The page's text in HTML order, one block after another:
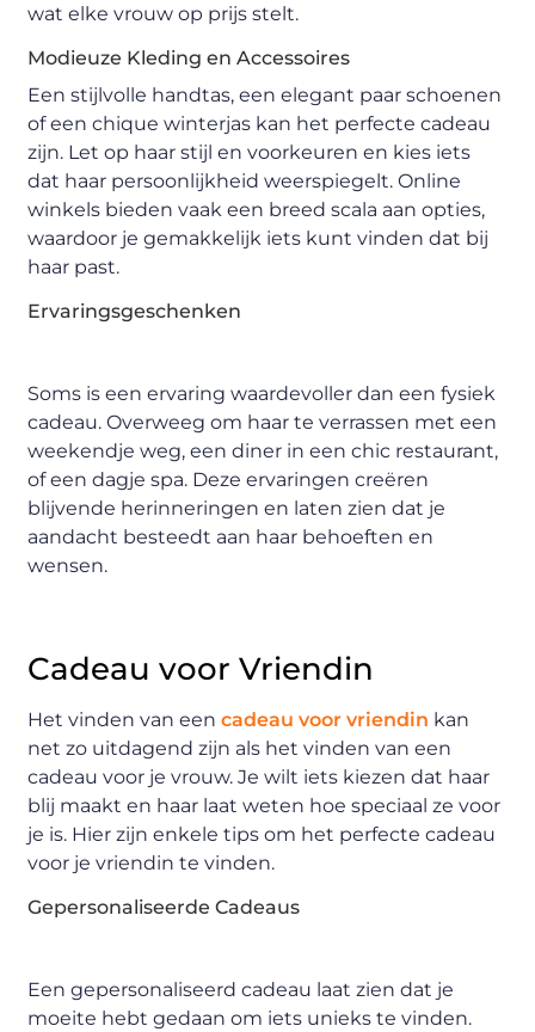
wat elke vrouw op prijs stelt.
Modieuze Kleding en Accessoires
Een stijlvolle handtas, een elegant paar schoenen
of een chique winterjas kan het perfecte cadeau
zijn. Let op haar stijl en voorkeuren en kies iets
dat haar persoonlijkheid weerspiegelt. Online
winkels bieden vaak een breed scala aan opties,
waardoor je gemakkelijk iets kunt vinden dat bij
haar past.
Ervaringsgeschenken
Soms is een ervaring waardevoller dan een fysiek
cadeau. Overweeg om haar te verrassen met een
weekendje weg, een diner in een chic restaurant,
of een dagje spa. Deze ervaringen creëren
blijvende herinneringen en laten zien dat je
aandacht besteedt aan haar behoeften en
wensen.
Cadeau voor Vriendin
Het vinden van eencadeau voor vriendin kan
net zo uitdagend zijn als het vinden van een
cadeau voor je vrouw. Je wilt iets kiezen dat haar
blij maakt en haar laat weten hoe speciaal ze voor
je is. Hier zijn enkele tips om het perfecte cadeau
voor je vriendin te vinden.
Gepersonaliseerde Cadeaus
Een gepersonaliseerd cadeau laat zien dat je
moeite hebt gedaan om iets unieks te vinden.